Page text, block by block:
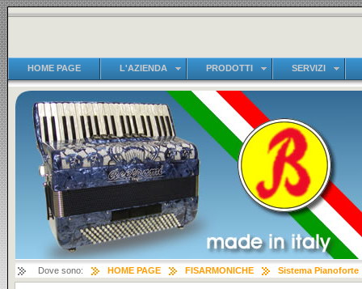
HOME PAGE L'AZIENDA PRODOTTI SERVIZI
Dove sono: HOME PAGE FISARMONICHE Sistema Pianoforte